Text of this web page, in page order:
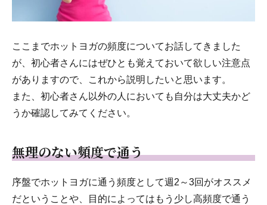
ここまでホットヨガの頻度についてお話してきました
が、初心者さんにはぜひとも覚えておいて欲しい注意点
がありますので、これから説明したいと思います。
また、初心者さん以外の人においても自分は大丈夫かど
うか確認してみてください。
無理のない頻度で通う
序盤でホットヨガに通う頻度として週2～3回がオススメ
だということや、目的によってはもう少し高頻度で通う